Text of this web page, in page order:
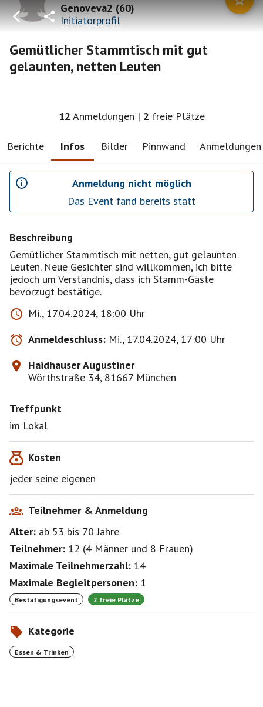
Genoveva2(60)
Initiatorprofil
Gemütlicher Stammtisch mit gut
gelaunten, netten Leuten
12 Anmeldungen | 2 freie Plätze
Berichte Infos Bilder Pinnwand Anmeldungen
Anmeldung nicht möglich
Das Event fand bereits statt
Beschreibung
Gemütlicher Stammtisch mit netten, gut gelaunten
Leuten. Neue Gesichter sind willkommen, ich bitte
jedoch um Verständnis, dass ich Stamm-Gäste
bevorzugt bestätige.
Mi., 17.04.2024, 18:00 Uhr
Anmeldeschluss: Mi., 17.04.2024, 17:00 Uhr
Haidhauser Augustiner
Wörthstraße 34, 81667 München
Treffpunkt
im Lokal
Kosten
jeder seine eigenen
Teilnehmer & Anmeldung
Alter: ab 53 bis 70Jahre
Teilnehmer: 12 (4 Männer und 8 Frauen)
Maximale Teilnehmerzahl: 14
Maximale Begleitpersonen: 1
Bestätigungsevent 2 freie Plätze
Kategorie
Essen & Trinken